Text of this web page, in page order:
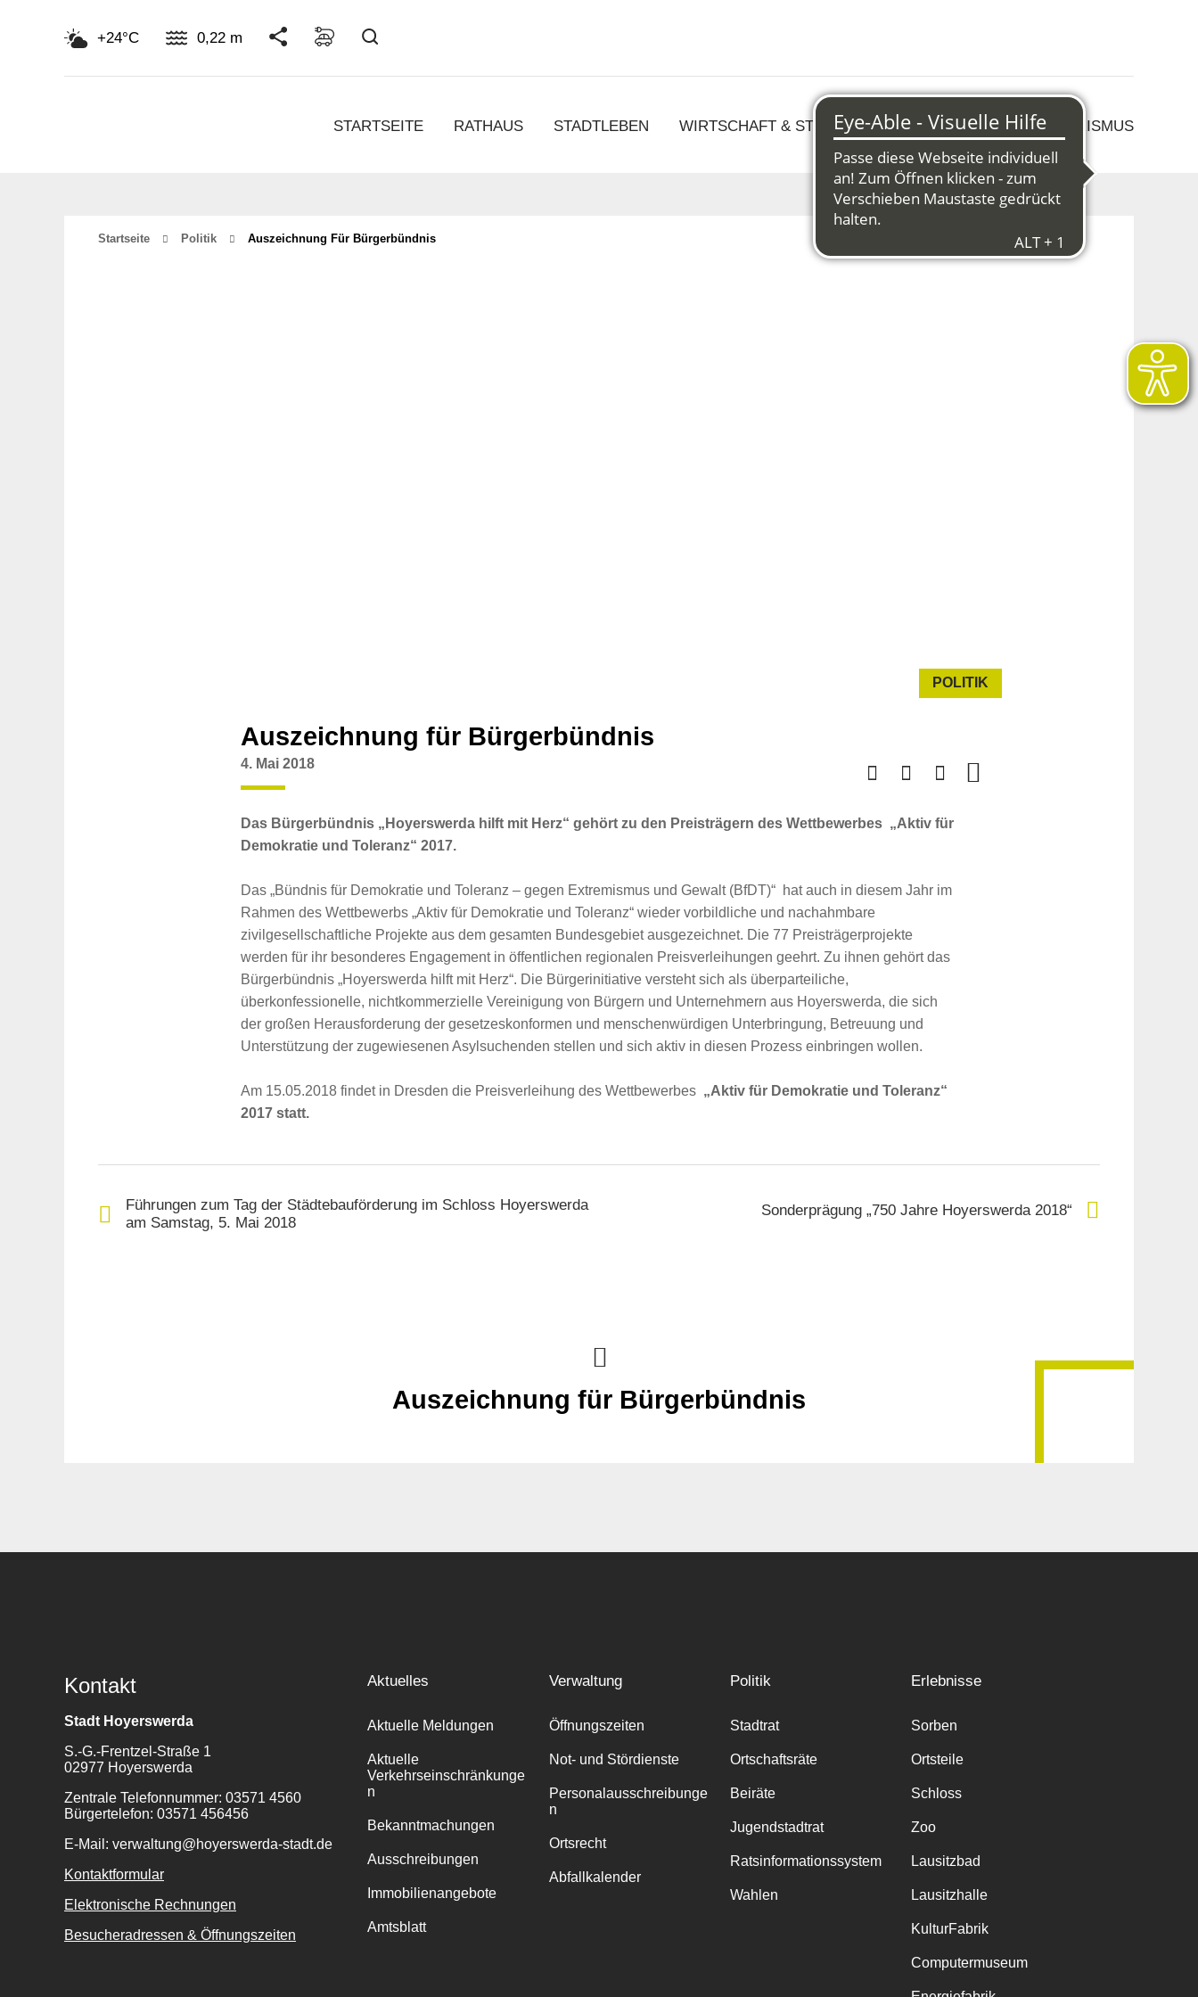
+24°C 0,22 m
STARTSEITE RATHAUS STADTLEBEN WIRTSCHAFT & STRUKTURWANDEL KULTUR & TOURISMUS
Suche
Startseite Politik Auszeichnung Für Bürgerbündnis
POLITIK
Auszeichnung für Bürgerbündnis
4. Mai 2018
Das Bürgerbündnis „Hoyerswerda hilft mit Herz“ gehört zu den Preisträgern des Wettbewerbes „Aktiv für
Demokratie und Toleranz“ 2017.
Das „Bündnis für Demokratie und Toleranz – gegen Extremismus und Gewalt (BfDT)“ hat auch in diesem Jahr im
Rahmen des Wettbewerbs „Aktiv für Demokratie und Toleranz“ wieder vorbildliche und nachahmbare
zivilgesellschaftliche Projekte aus dem gesamten Bundesgebiet ausgezeichnet. Die 77 Preisträgerprojekte
werden für ihr besonderes Engagement in öffentlichen regionalen Preisverleihungen geehrt. Zu ihnen gehört das
Bürgerbündnis „Hoyerswerda hilft mit Herz“. Die Bürgerinitiative versteht sich als überparteiliche,
überkonfessionelle, nichtkommerzielle Vereinigung von Bürgern und Unternehmern aus Hoyerswerda, die sich
der großen Herausforderung der gesetzeskonformen und menschenwürdigen Unterbringung, Betreuung und
Unterstützung der zugewiesenen Asylsuchenden stellen und sich aktiv in diesen Prozess einbringen wollen.
Am 15.05.2018 findet in Dresden die Preisverleihung des Wettbewerbes „Aktiv für Demokratie und Toleranz“
2017 statt.
Führungen zum Tag der Städtebauförderung im Schloss Hoyerswerda
am Samstag, 5. Mai 2018
Sonderprägung „750 Jahre Hoyerswerda 2018“
Auszeichnung für Bürgerbündnis
Kontakt
Stadt Hoyerswerda
S.-G.-Frentzel-Straße 1
02977 Hoyerswerda
Zentrale Telefonnummer: 03571 4560
Bürgertelefon: 03571 456456
E-Mail: verwaltung@hoyerswerda-stadt.de
Kontaktformular
Elektronische Rechnungen
Besucheradressen & Öffnungszeiten
Aktuelles
Aktuelle Meldungen
Aktuelle
Verkehrseinschränkunge
n
Bekanntmachungen
Ausschreibungen
Immobilienangebote
Amtsblatt
Verwaltung
Öffnungszeiten
Not- und Stördienste
Personalausschreibunge
n
Ortsrecht
Abfallkalender
Politik
Stadtrat
Ortschaftsräte
Beiräte
Jugendstadtrat
Ratsinformationssystem
Wahlen
Erlebnisse
Sorben
Ortsteile
Schloss
Zoo
Lausitzbad
Lausitzhalle
KulturFabrik
Computermuseum